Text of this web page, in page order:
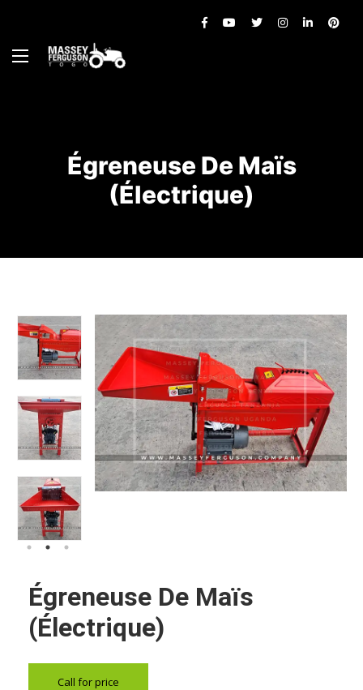
Égreneuse De Maïs
(électrique)
Égreneuse De Maïs
(électrique)
Call for price